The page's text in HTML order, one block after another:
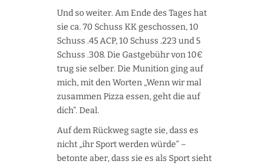
Und so weiter. Am Ende des Tages hat
sie ca. 70 Schuss KK geschossen, 10
Schuss .45 ACP, 10 Schuss .223 und 5
Schuss .308. Die Gastgebühr von 10€
trug sie selber. Die Munition ging auf
mich, mit den Worten „Wenn wir mal
zusammen Pizza essen, geht die auf
dich“. Deal.
Auf dem Rückweg sagte sie, dass es
nicht „ihr Sport werden würde“ –
betonte aber, dass sie es als Sport sieht